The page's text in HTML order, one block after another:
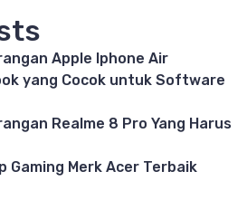
Apple Iphone Air
yang Cocok untuk Software
Realme 8 Pro Yang Harus
Gaming Merk Acer Terbaik